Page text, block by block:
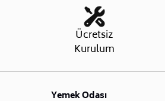
Ücretsiz
Kurulum
Yemek Odası